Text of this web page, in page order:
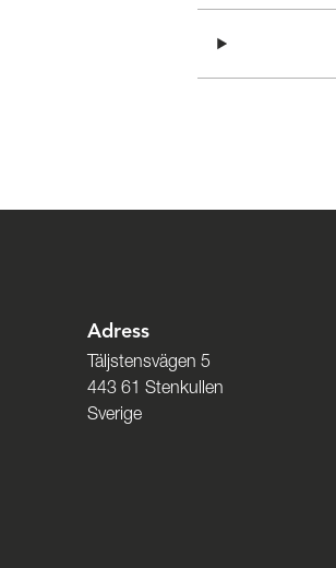
Adress
Täljstensvägen 5
443 61 Stenkullen
Sverige